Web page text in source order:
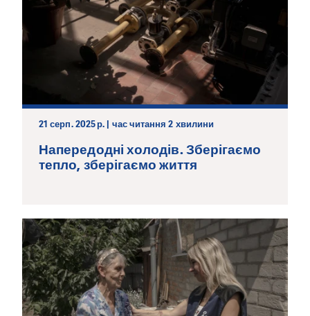
21 серп. 2025 р. | час читання 2 хвилини
Напередодні холодів. Зберігаємо
тепло, зберігаємо життя